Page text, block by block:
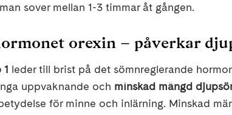
sover mellan 1-3 timmar åt gången.
orexin – påverkar
leder till brist på det sömnreglerande
uppvaknande och minskad mängd
för minne och inlärning. Minskad